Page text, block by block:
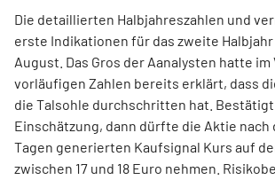
Die detaillierten Halbjahreszahlen und
erste Indikationen für das zweite Halbjahr
August. Das Gros der Aanalysten hatte
vorläufigen Zahlen bereits erklärt, dass
die Talsohle durchschritten hat.
Einschätzung, dann dürfte die Aktie nach
Tagen generierten Kaufsignal Kurs auf
zwischen 17 und 18 Euro nehmen.